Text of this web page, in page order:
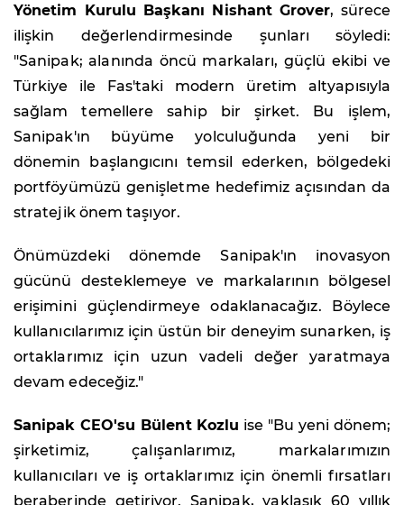
Yönetim Kurulu Başkanı Nishant Grover, sürece
ilişkin değerlendirmesinde şunları söyledi:
"Sanipak; alanında öncü markaları, güçlü ekibi ve
Türkiye ile Fas'taki modern üretim altyapısıyla
sağlam temellere sahip bir şirket. Bu işlem,
Sanipak'ın büyüme yolculuğunda yeni bir
dönemin başlangıcını temsil ederken, bölgedeki
portföyümüzü genişletme hedefimiz açısından da
stratejik önem taşıyor.
Önümüzdeki dönemde Sanipak'ın inovasyon
gücünü desteklemeye ve markalarının bölgesel
erişimini güçlendirmeye odaklanacağız. Böylece
kullanıcılarımız için üstün bir deneyim sunarken, iş
ortaklarımız için uzun vadeli değer yaratmaya
devam edeceğiz."
Sanipak CEO'su Bülent Kozlu ise "Bu yeni dönem;
şirketimiz, çalışanlarımız, markalarımızın
kullanıcıları ve iş ortaklarımız için önemli fırsatları
beraberinde getiriyor. Sanipak, yaklaşık 60 yıllık